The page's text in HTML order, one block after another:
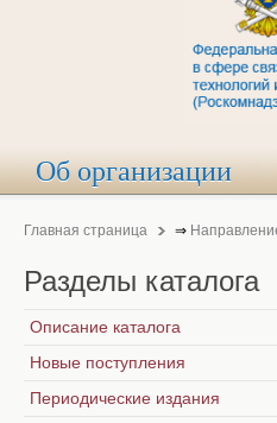
Об организации
Главная страница ⇒
Разделы каталога
Описание каталога
Новые поступления
Периодические издания